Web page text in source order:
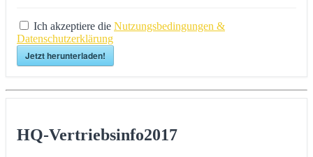
Ich akzeptiere die Nutzungsbedingungen &
Datenschutzerklärung
Jetzt herunterladen!
HQ-Vertriebsinfo2017